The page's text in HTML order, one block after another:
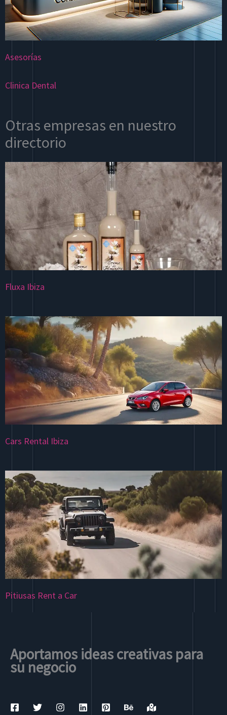
Asesorías
Clinica Dental
Otras empresas en nuestro
directorio
Fluxa Ibiza
Cars Rental Ibiza
Pitiusas Rent a Car
Aportamos ideas creativas para
su negocio